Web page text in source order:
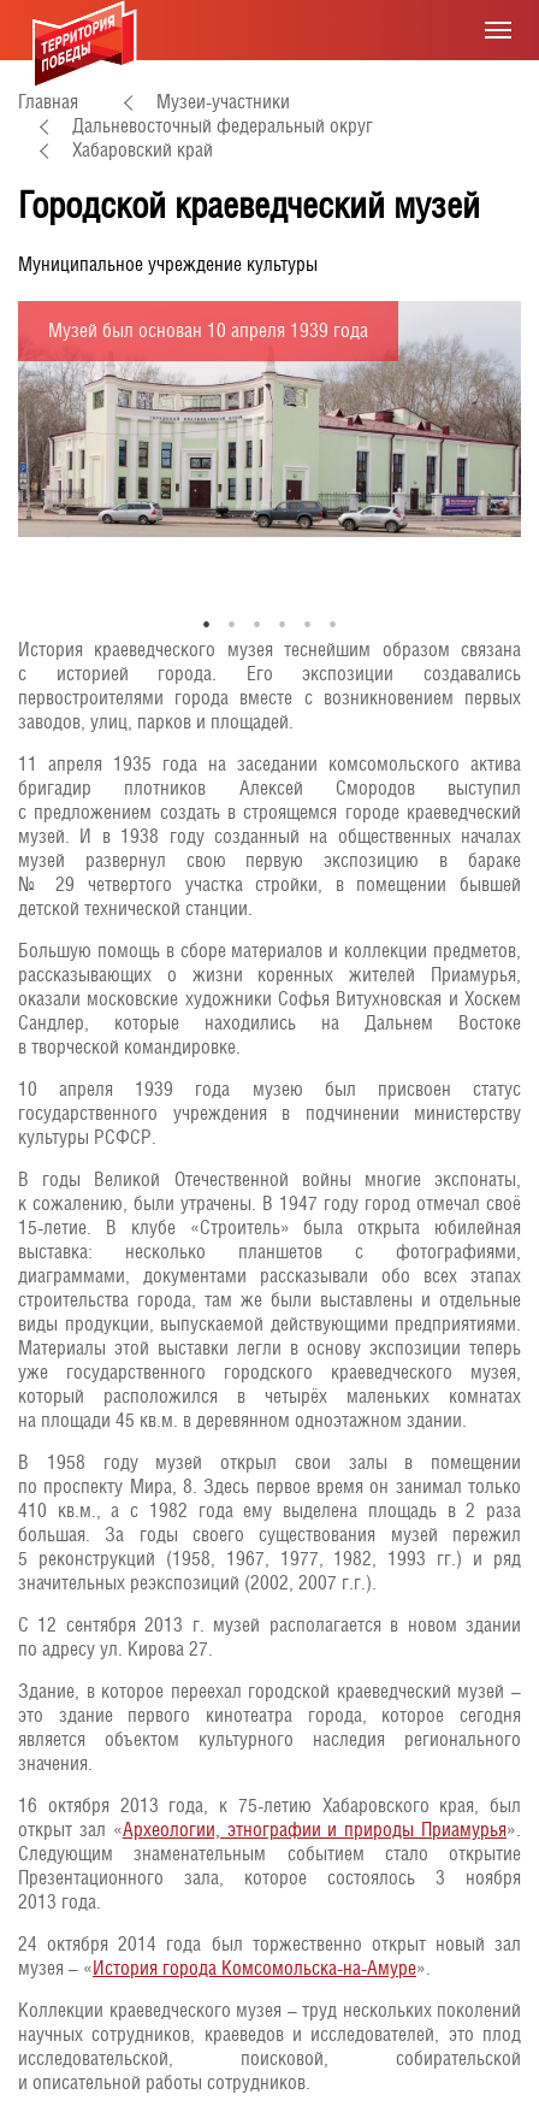
Главная
Музеи-участники
Дальневосточный федеральный округ
Хабаровский край
Городской краеведческий музей
Муниципальное учреждение культуры
Музей был основан 10 апреля 1939 года
История краеведческого музея теснейшим образом связана
с историей города. Его экспозиции создавались
первостроителями города вместе с возникновением первых
заводов, улиц, парков и площадей.
11 апреля 1935 года на заседании комсомольского актива
бригадир плотников Алексей Смородов выступил
с предложением создать в строящемся городе краеведческий
музей. И в 1938 году созданный на общественных началах
музей развернул свою первую экспозицию в бараке
№ 29 четвертого участка стройки, в помещении бывшей
детской технической станции.
Большую помощь в сборе материалов и коллекции предметов,
рассказывающих о жизни коренных жителей Приамурья,
оказали московские художники Софья Витухновская и Хоскем
Сандлер, которые находились на Дальнем Востоке
в творческой командировке.
10 апреля 1939 года музею был присвоен статус
государственного учреждения в подчинении министерству
культуры РСФСР.
В годы Великой Отечественной войны многие экспонаты,
к сожалению, были утрачены. В 1947 году город отмечал своё
15-летие. В клубе «Строитель» была открыта юбилейная
выставка: несколько планшетов с фотографиями,
диаграммами, документами рассказывали обо всех этапах
строительства города, там же были выставлены и отдельные
виды продукции, выпускаемой действующими предприятиями.
Материалы этой выставки легли в основу экспозиции теперь
уже государственного городского краеведческого музея,
который расположился в четырёх маленьких комнатах
на площади 45 кв.м. в деревянном одноэтажном здании.
В 1958 году музей открыл свои залы в помещении
по проспекту Мира, 8. Здесь первое время он занимал только
410 кв.м., а с 1982 года ему выделена площадь в 2 раза
большая. За годы своего существования музей пережил
5 реконструкций (1958, 1967, 1977, 1982, 1993 гг.) и ряд
значительных реэкспозиций (2002, 2007 г.г.).
С 12 сентября 2013 г. музей располагается в новом здании
по адресу ул. Кирова 27.
Здание, в которое переехал городской краеведческий музей –
это здание первого кинотеатра города, которое сегодня
является объектом культурного наследия регионального
значения.
16 октября 2013 года, к 75-летию Хабаровского края, был
открыт зал «Археологии, этнографии и природы Приамурья».
Следующим знаменательным событием стало открытие
Презентационного зала, которое состоялось 3 ноября
2013 года.
24 октября 2014 года был торжественно открыт новый зал
музея – «История города Комсомольска-на-Амуре».
Коллекции краеведческого музея – труд нескольких поколений
научных сотрудников, краеведов и исследователей, это плод
исследовательской, поисковой, собирательской
и описательной работы сотрудников.